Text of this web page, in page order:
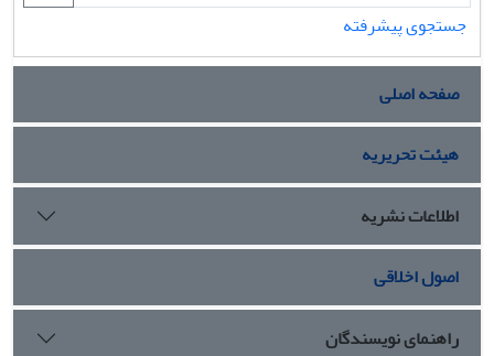
جستجوی پیشرفته
صفحه اصلی
هیئت تحریریه
اطلاعات نشریه
اصول اخلاقی
راهنمای نویسندگان